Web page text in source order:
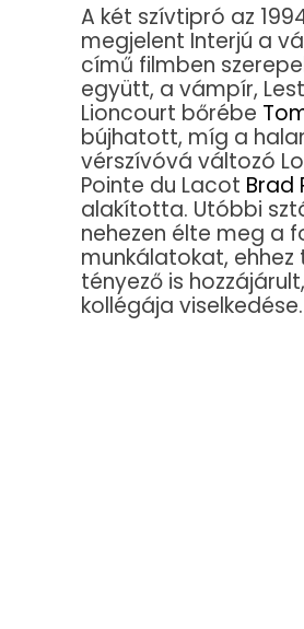
A két szívtipró az
megjelent Interjú a
című filmben
együtt, a vámpír,
Lioncourt bőrébe
bújhatott, míg a
vérszívóvá változó
Pointe du Lacot Brad
alakította. Utóbbi
nehezen élte meg a
munkálatokat,
tényező is
kollégája viselkedése.